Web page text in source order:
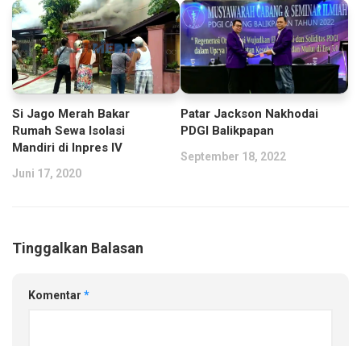
Si Jago Merah Bakar
Rumah Sewa Isolasi
Mandiri di Inpres IV
Juni 17, 2020
Patar Jackson Nakhodai
PDGI Balikpapan
September 18, 2022
Tinggalkan Balasan
Komentar *